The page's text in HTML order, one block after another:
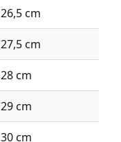
26,5 cm
27,5 cm
28 cm
29 cm
30 cm